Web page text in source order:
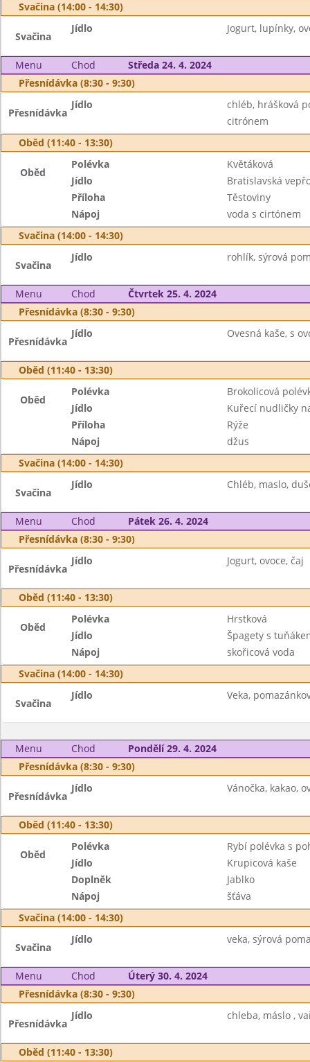
Svačina (14:00 - 14:30)
Svačina
Jídlo Jogurt, lupínky,
Menu Chod
Středa 24. 4. 2024
Přesnídávka (8:30 - 9:30)
Přesnídávka
Jídlo
chléb, hrášková
citrónem
Oběd (11:40 - 13:30)
Oběd
Polévka
Květáková
Jídlo
Bratislavská
Příloha
Těstoviny
Nápoj
voda s cirtónem
Svačina (14:00 - 14:30)
Svačina
Jídlo rohlík, sýrová
Menu Chod
Čtvrtek 25. 4. 2024
Přesnídávka (8:30 - 9:30)
Přesnídávka
Jídlo Ovesná kaše, s
Oběd (11:40 - 13:30)
Oběd
Polévka
Brokolicová
Jídlo
Kuřecí nudličky
Příloha
Rýže
Nápoj
džus
Svačina (14:00 - 14:30)
Svačina
Jídlo Chléb, maslo,
Menu Chod
Pátek 26. 4. 2024
Přesnídávka (8:30 - 9:30)
Přesnídávka
Jídlo Jogurt, ovoce, čaj
Oběd (11:40 - 13:30)
Oběd
Polévka
Hrstková
Jídlo
Špagety s
Nápoj
skořicová voda
Svačina (14:00 - 14:30)
Svačina
Jídlo Veka,
Menu Chod
Pondělí 29. 4. 2024
Přesnídávka (8:30 - 9:30)
Přesnídávka
Jídlo Vánočka, kakao,
Oběd (11:40 - 13:30)
Oběd
Polévka
Rybí polévka s
Jídlo
Krupicová kaše
Doplněk
Jablko
Nápoj
šťáva
Svačina (14:00 - 14:30)
Svačina
Jídlo veka, sýrová
Menu Chod
Úterý 30. 4. 2024
Přesnídávka (8:30 - 9:30)
Přesnídávka
Jídlo chleba, máslo ,
Oběd (11:40 - 13:30)